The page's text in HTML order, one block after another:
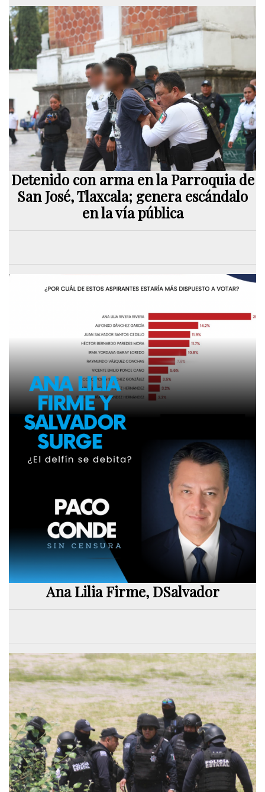
Detenido con arma en la Parroquia de
San José, Tlaxcala; genera escándalo
en la vía pública
Ana Lilia Firme, DSalvador